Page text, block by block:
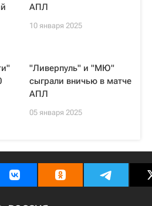
АПЛ
10 января 2025
"Ливерпуль" и "МЮ"
сыграли вничью в матче
АПЛ
05 января 2025